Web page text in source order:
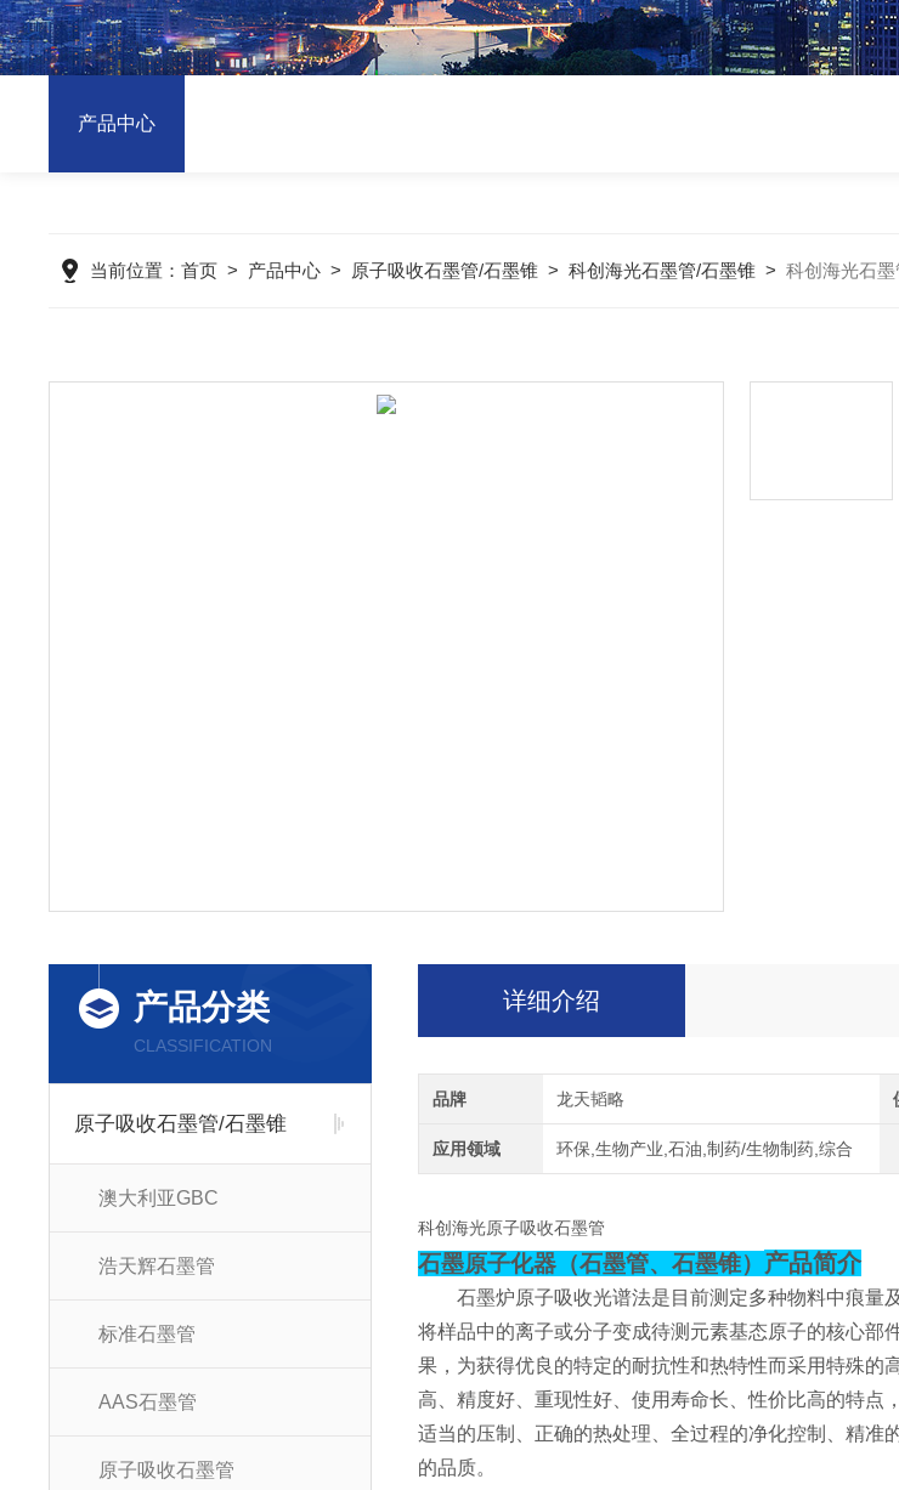
产品中心
当前位置：首页 > 产品中心 > 原子吸收石墨管/石墨锥 >科创海光石墨管/石墨锥 >科创海光石墨
产品分类
CLASSIFICATION
原子吸收石墨管/石墨锥
澳大利亚GBC
浩天辉石墨管
标准石墨管
AAS石墨管
原子吸收石墨管
详细介绍
品牌 龙天韬略
应用领域 环保,生物产业,石油,制药/生物制药,综合
科创海光原子吸收石墨管
石墨原子化器（石墨管、石墨锥） 产品简介
石墨炉原子吸收光谱法是目前测定多种物料中痕量
将样品中的离子或分子变成待测元素基态原子的核心部
果，为获得优良的特定的耐抗性和热特性而采用特殊的
高、精度好、重现性好、使用寿命长、性价比高的特点
适当的压制、正确的热处理、全过程的净化控制、精准
的品质。